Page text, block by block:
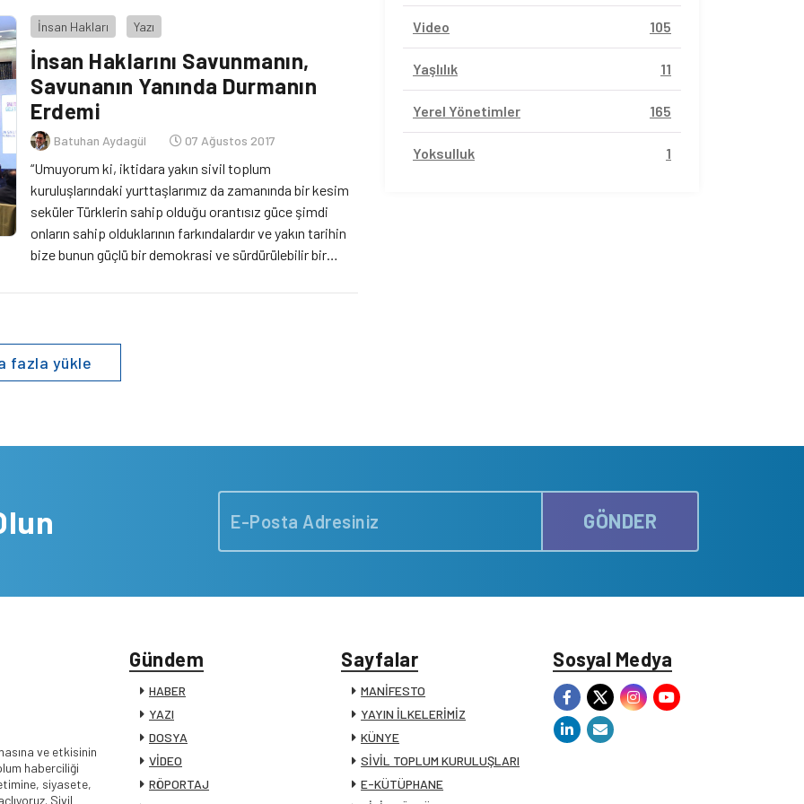
basın açıklaması yayımladı. Adalet […]
İnsan Hakları Yazı
İnsan Haklarını Savunmanın,
Savunanın Yanında Durmanın
Erdemi
Batuhan Aydagül 07 Ağustos 2017
“Umuyorum ki, iktidara yakın sivil toplum
kuruluşlarındaki yurttaşlarımız da zamanında bir kesim
seküler Türklerin sahip olduğu orantısız güce şimdi
onların sahip olduklarının farkındalardır ve yakın tarihin
bize bunun güçlü bir demokrasi ve sürdürülebilir bir
“İnsanlık tüm ulusların üstündedir.” Bu yazı İstanbul’un
[…]
fazla yükle
Video 105
Yaşlılık 11
Yerel Yönetimler 165
Yoksulluk 1
GÖNDER
ve etkisinin
haberciliği
siyasete,
Sivil
Gündem
HABER
YAZI
DOSYA
VİDEO
RÖPORTAJ
Sayfalar
MANİFESTO
YAYIN İLKELERİMİZ
KÜNYE
SİVİL TOPLUM KURULUŞLARI
E-KÜTÜPHANE
Sosyal Medya